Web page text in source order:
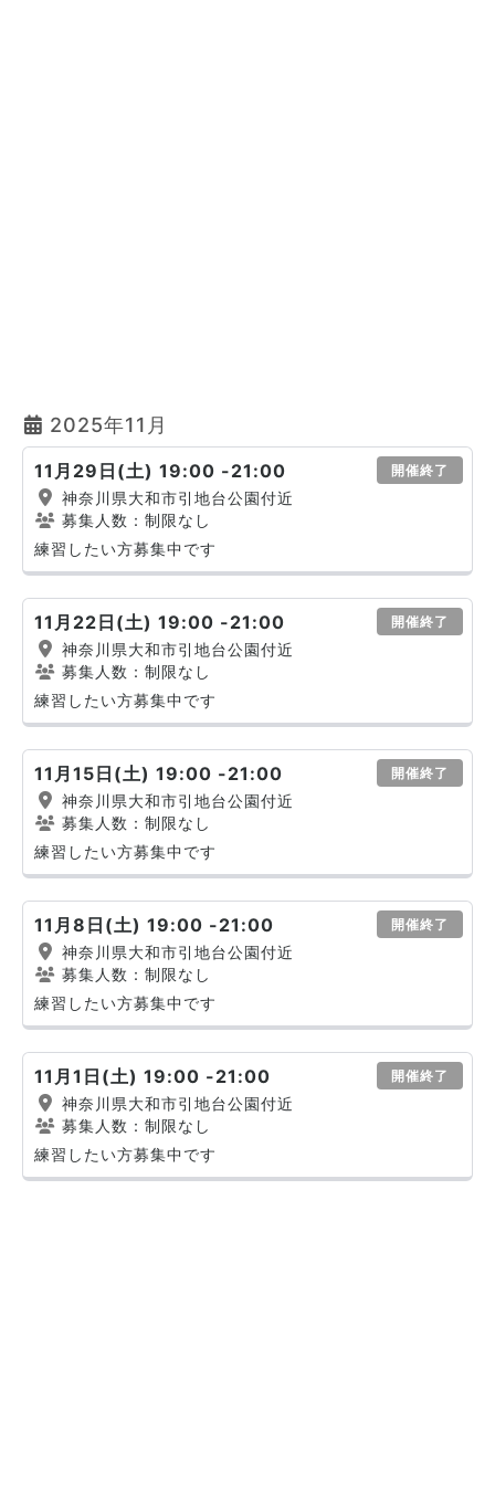
2025年11月
11月29日(土) 19:00 -21:00 開催終了
神奈川県大和市引地台公園付近
募集人数：制限なし
練習したい方募集中です
11月22日(土) 19:00 -21:00 開催終了
神奈川県大和市引地台公園付近
募集人数：制限なし
練習したい方募集中です
11月15日(土) 19:00 -21:00 開催終了
神奈川県大和市引地台公園付近
募集人数：制限なし
練習したい方募集中です
11月8日(土) 19:00 -21:00 開催終了
神奈川県大和市引地台公園付近
募集人数：制限なし
練習したい方募集中です
11月1日(土) 19:00 -21:00 開催終了
神奈川県大和市引地台公園付近
募集人数：制限なし
練習したい方募集中です